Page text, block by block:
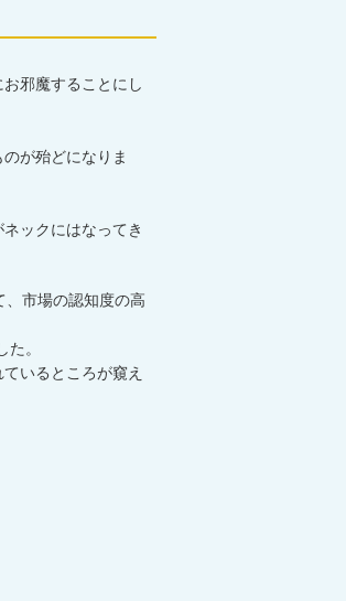
邪魔することにし
が殆どになりま
ックにはなってき
、市場の認知度の高
。
いるところが窺え